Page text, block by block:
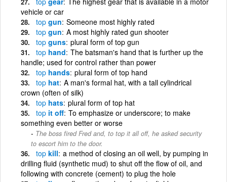
vehicle or car
top gun Someone most highly rated
top gun A most highly rated gun shooter
top guns plural form of top gun
top hand The batsman's hand that is further up the
handle; used for control rather than power
top hands plural form of top hand
top hat A man's formal hat, with a tall cylindrical
crown (often of silk)
top hats plural form of top hat
top it off To emphasize or underscore; to make
something even better or worse
The boss fired Fred and, to top it all off, he asked security
to escort him to the door.
top kill a method of closing an oil well, by pumping in
drilling fluid (synthetic mud) to shut off the flow of oil, and
following with concrete (cement) to plug the hole